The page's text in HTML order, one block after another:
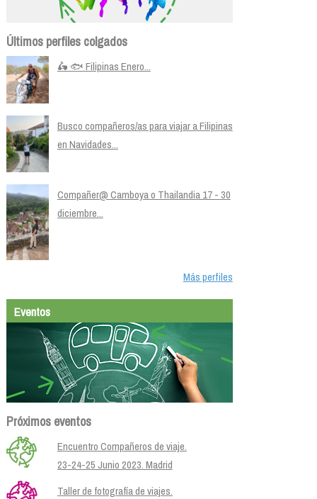
Últimos perfiles colgados
🛵 🐟 Filipinas Enero...
Busco compañeros/as para viajar a Filipinas
en Navidades...
Compañer@ Camboya o Thailandia 17 - 30
diciembre...
Más perfiles
Eventos
Próximos eventos
Encuentro Compañeros de viaje.
23-24-25 Junio 2023. Madrid
Taller de fotografía de viajes.